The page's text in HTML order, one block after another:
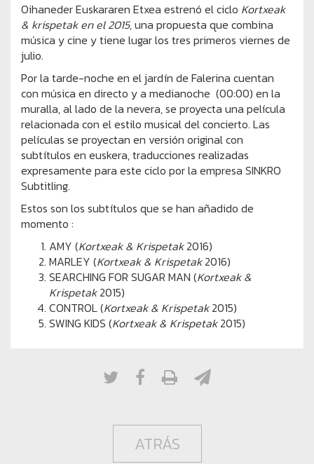
Oihaneder Euskararen Etxea estrenó el ciclo Kortxeak
& krispetaken el 2015,una propuesta que combina
música y cine y tiene lugar los tres primeros viernes de
julio.
Por la tarde-noche en el jardín de Falerina cuentan
con música en directo y a medianoche (00:00) en la
muralla, al lado de la nevera, se proyecta una película
relacionada con el estilo musical del concierto. Las
películas se proyectan en versión original con
subtítulos en euskera, traducciones realizadas
expresamente para este ciclo por la empresa SINKRO
Subtitling.
Estos son los subtítulos que se han añadido de
momento :
AMY (Kortxeak & Krispetak2016)
MARLEY (Kortxeak & Krispetak2016)
SEARCHING FOR SUGAR MAN (Kortxeak &
Krispetak2015)
CONTROL (Kortxeak & Krispetak2015)
SWING KIDS (Kortxeak & Krispetak2015)
ATRÁS